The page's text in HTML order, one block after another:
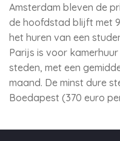
Amsterdam bleven de
de hoofdstad blijft met
het huren van een
Parijs is voor
steden, met een
maand. De minst dure
Boedapest (370 euro